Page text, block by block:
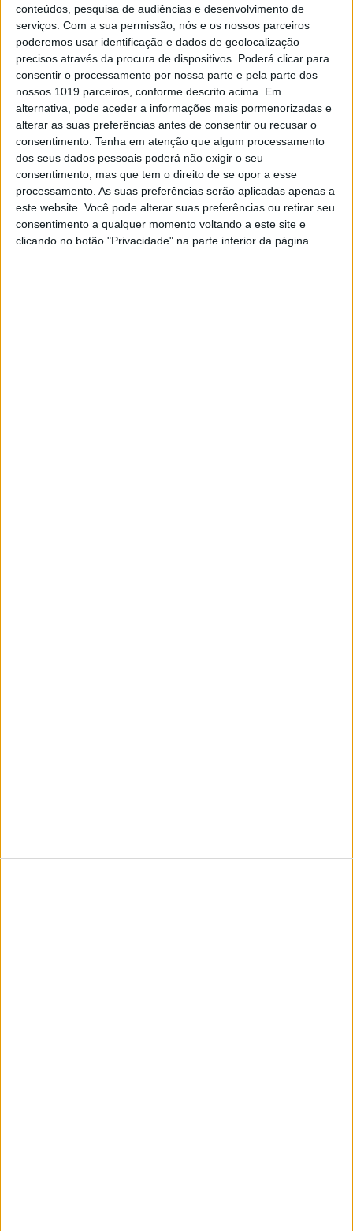
conteúdos, pesquisa de audiências e desenvolvimento de
serviços. Com a sua permissão, nós e os nossos parceiros
poderemos usar identificação e dados de geolocalização
precisos através da procura de dispositivos. Poderá clicar para
consentir o processamento por nossa parte e pela parte dos
nossos 1019 parceiros, conforme descrito acima. Em
alternativa, pode aceder a informações mais pormenorizadas e
alterar as suas preferências antes de consentir ou recusar o
consentimento. Tenha em atenção que algum processamento
dos seus dados pessoais poderá não exigir o seu
consentimento, mas que tem o direito de se opor a esse
processamento. As suas preferências serão aplicadas apenas a
este website. Você pode alterar suas preferências ou retirar seu
consentimento a qualquer momento voltando a este site e
clicando no botão "Privacidade" na parte inferior da página.
SOCIEDADE
A mesma bactéria consegue causar
mais de 10 tipos de infeções e...
acabar com o cancro da pele